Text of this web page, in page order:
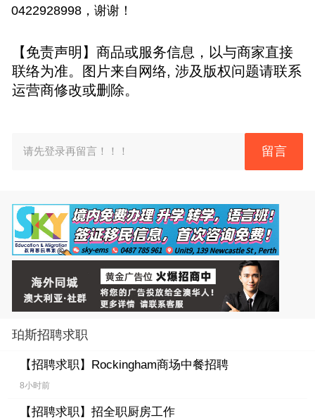
0422928998，谢谢！
【免责声明】商品或服务信息，以与商家直接
联络为准。图片来自网络, 涉及版权问题请联系
运营商修改或删除。
请先登录再留言！！！ 留言
珀斯招聘求职
【招聘求职】 Rockingham商场中餐招聘
8小时前
【招聘求职】 招全职厨房工作